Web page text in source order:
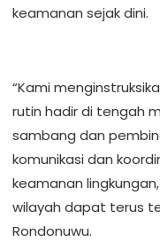
keamanan sejak dini.
“Kami
rutin hadir di tengah
sambang dan
komunikasi dan
keamanan
wilayah dapat terus
Rondonuwu.